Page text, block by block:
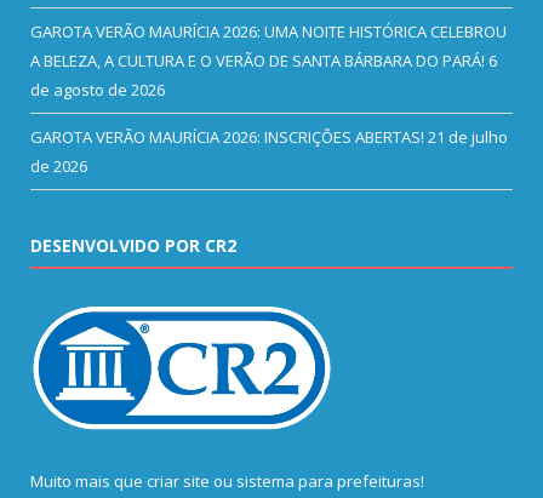
GAROTA VERÃO MAURÍCIA 2026: UMA NOITE HISTÓRICA CELEBROU
A BELEZA, A CULTURA E O VERÃO DE SANTA BÁRBARA DO PARÁ! 6
de agosto de 2026
GAROTA VERÃO MAURÍCIA 2026: INSCRIÇÕES ABERTAS! 21 de julho
de 2026
DESENVOLVIDO POR CR2
Muito mais que criar site ou sistema para prefeituras!